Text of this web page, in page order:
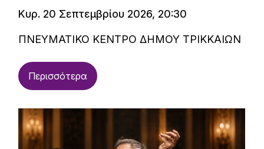
Κυρ. 20 Σεπτεμβρίου 2026, 20:30
ΠΝΕΥΜΑΤΙΚΟ ΚΕΝΤΡΟ ΔΗΜΟΥ ΤΡΙΚΚΑΙΩΝ
Περισσότερα